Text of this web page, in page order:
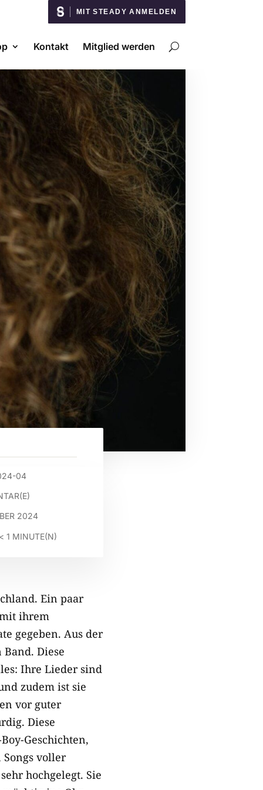
MIT STEADY ANMELDEN
Kontakt Mitglied werden
04
2024
< 1 MINUTE(N)
Ein paar
ihrem
gegeben. Aus der
Diese
Ihre Lieder sind
zudem ist sie
vor guter
Diese
Geschichten,
voller
hochgelegt. Sie